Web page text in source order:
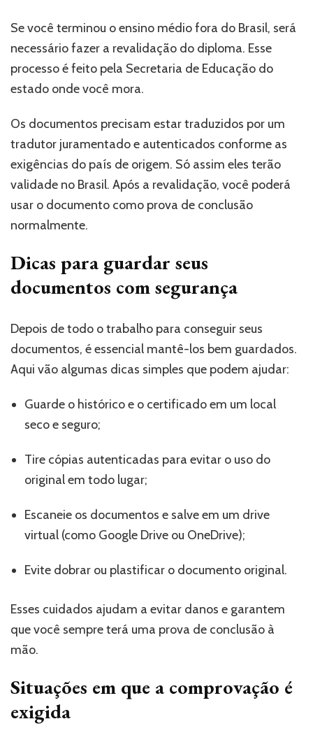
Se você terminou o ensino médio fora do Brasil, será
necessário fazer a revalidação do diploma. Esse
processo é feito pela Secretaria de Educação do
estado onde você mora.
Os documentos precisam estar traduzidos por um
tradutor juramentado e autenticados conforme as
exigências do país de origem. Só assim eles terão
validade no Brasil. Após a revalidação, você poderá
usar o documento como prova de conclusão
normalmente.
Dicas para guardar seus
documentos com segurança
Depois de todo o trabalho para conseguir seus
documentos, é essencial mantê-los bem guardados.
Aqui vão algumas dicas simples que podem ajudar:
Guarde o histórico e o certificado em um local
seco e seguro;
Tire cópias autenticadas para evitar o uso do
original em todo lugar;
Escaneie os documentos e salve em um drive
virtual (como Google Drive ou OneDrive);
Evite dobrar ou plastificar o documento original.
Esses cuidados ajudam a evitar danos e garantem
que você sempre terá uma prova de conclusão à
mão.
Situações em que a comprovação é
exigida